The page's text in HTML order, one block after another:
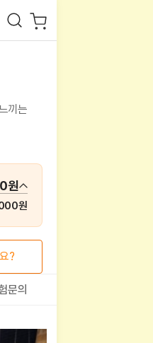
끼는
원
원
?
문의